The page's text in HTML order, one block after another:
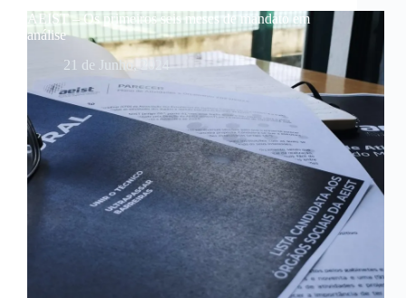
AEIST – Os primeiros seis meses de mandato em
análise
21 de Junho, 2024